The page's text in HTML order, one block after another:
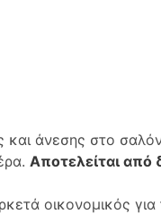
και άνεσης στο
Αποτελείται από
οικονομικός